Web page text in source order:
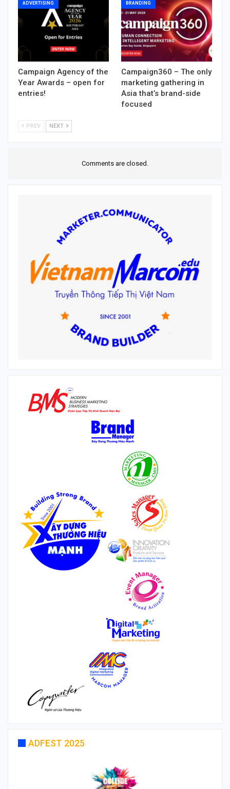
ADVERTISING
Campaign Agency of the
Year Awards – open for
entries!
BRANDING
Campaign360 – The only
marketing gathering in
Asia that’s brand-side
focused
PREV NEXT
Comments are closed.
ADFEST 2025